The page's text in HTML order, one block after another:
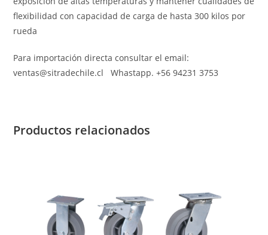
flexibilidad con capacidad de carga de hasta 300 kilos por
rueda
Para importación directa consultar el email:
ventas@sitradechile.cl Whastapp. +56 94231 3753
Productos relacionados